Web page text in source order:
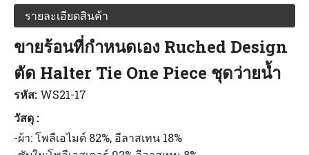
รายละเอียดสินค้า
ขายร้อนที่กำหนดเอง Ruched Design
ตัด Halter Tie One Piece ชุดว่ายน้ำ
รหัส: WS21-17
วัสดุ :
-ผ้า: โพลีเอไมด์ 82%, อีลาสเทน 18%